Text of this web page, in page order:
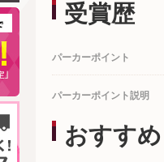
受賞歴
パーカーポイント
パーカーポイント説明
おすすめ